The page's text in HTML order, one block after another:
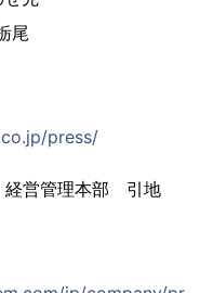
尾
press/
経営管理本部 引地